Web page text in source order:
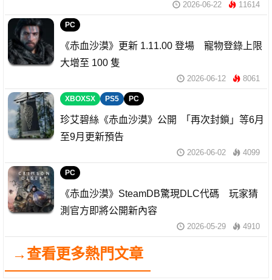
2026-06-22 11614
PC
《赤血沙漠》更新 1.11.00 登場 寵物登錄上限
大增至 100 隻
2026-06-12 8061
XBOXSX PS5 PC
珍艾碧絲《赤血沙漠》公開 「再次封鎖」等6月
至9月更新預告
2026-06-02 4099
PC
《赤血沙漠》SteamDB驚現DLC代碼 玩家猜
測官方即將公開新內容
2026-05-29 4910
→查看更多熱門文章